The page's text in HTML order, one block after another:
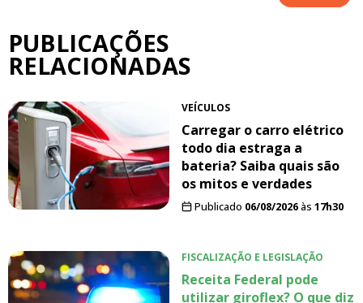
PUBLICAÇÕES
RELACIONADAS
VEÍCULOS
Carregar o carro elétrico
todo dia estraga a
bateria? Saiba quais são
os mitos e verdades
Publicado 06/08/2026às 17h30
FISCALIZAÇÃO E LEGISLAÇÃO
Receita Federal pode
utilizar giroflex? O que diz